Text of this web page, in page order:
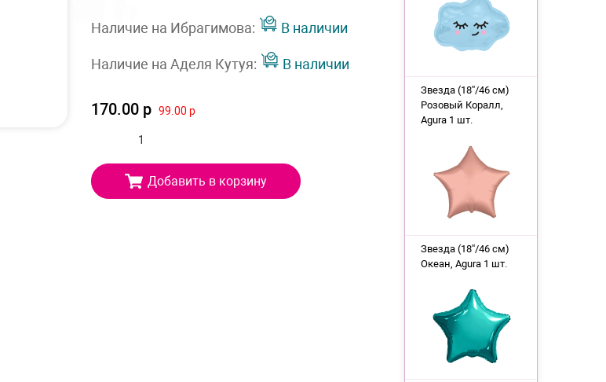
Наличие на Ибрагимова: В наличии
Наличие на Аделя Кутуя: В наличии
170.00 р 99.00 р
Добавить в корзину
Звезда (18''/46 см)
Розовый Коралл,
Agura 1 шт.
Звезда (18''/46 см)
Океан, Agura 1 шт.